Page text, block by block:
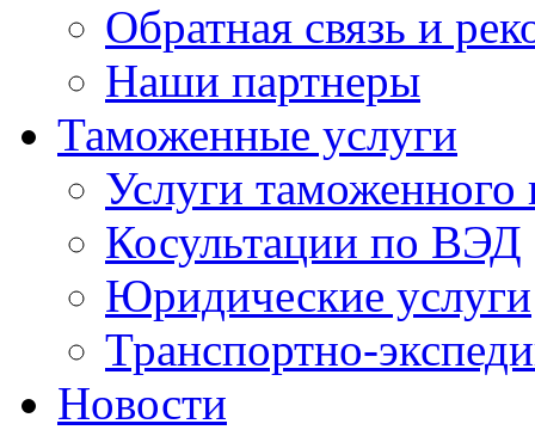
Обратная связь и
Наши партнеры
Таможенные услуги
Услуги таможенного
Косультации по ВЭД
Юридические услуги
Транспортно-
Новости